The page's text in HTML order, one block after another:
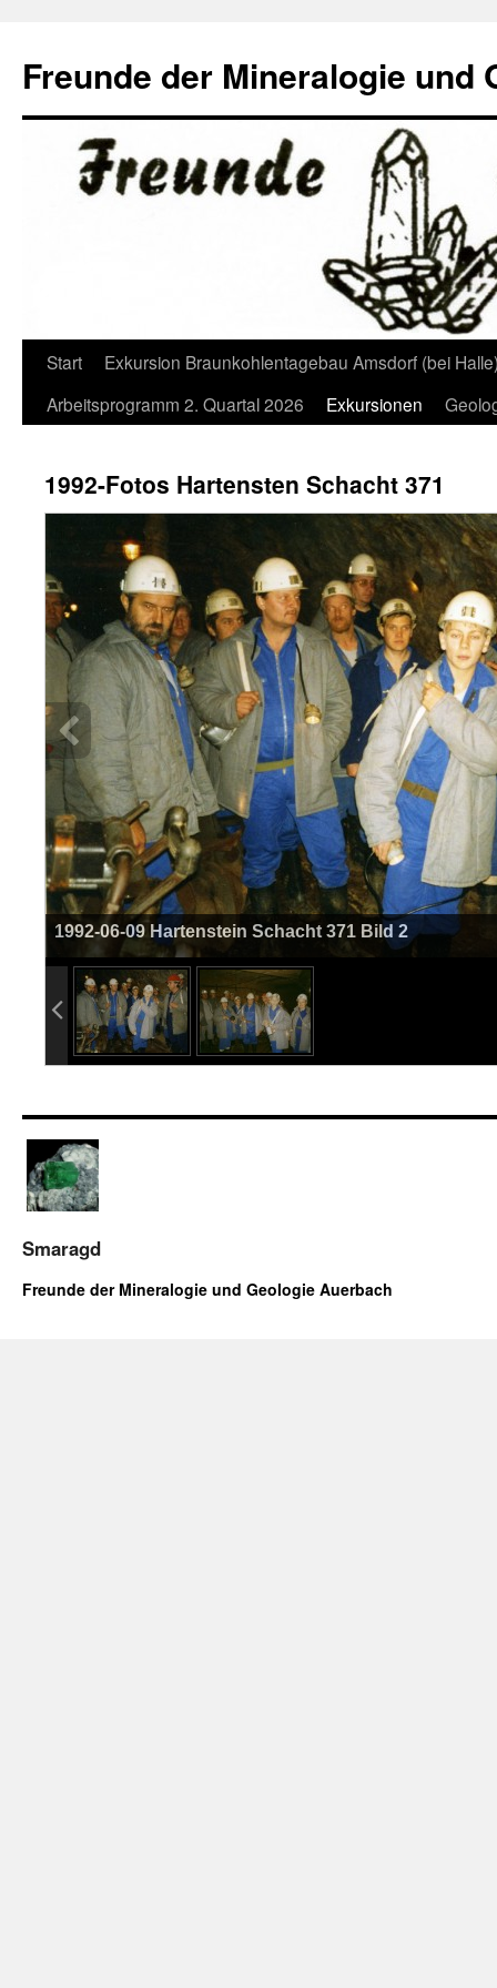
Freunde der Mineralogie und
Springe
zum
Start
Exkursion Braunkohlentagebau Amsdorf (bei
Arbeitsprogramm 2. Quartal 2026
Exkursionen
1992-Fotos Hartensten Schacht 371
1992-06-09 Hartenstein Schacht 371 Bild 2
Smaragd
Freunde der Mineralogie und Geologie Auerbach